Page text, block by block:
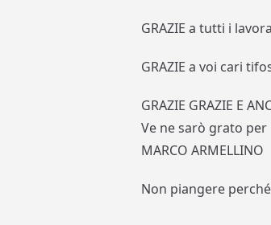
GRAZIE a tutti i
GRAZIE a voi cari
GRAZIE GRAZIE E
Ve ne sarò grato per
MARCO ARMELLINO
Non piangere